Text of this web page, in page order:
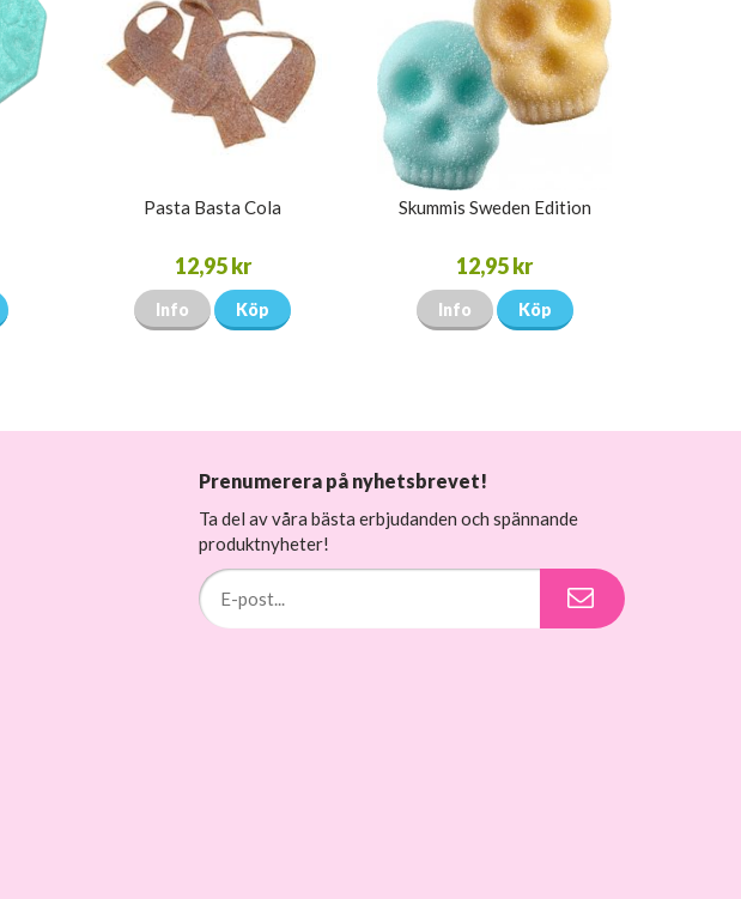
Pasta Basta Cola
12,95 kr
Info Köp
Skummis Sweden Edition
12,95 kr
Info Köp
Prenumerera på nyhetsbrevet!
Ta del av våra bästa erbjudanden och spännande
produktnyheter!